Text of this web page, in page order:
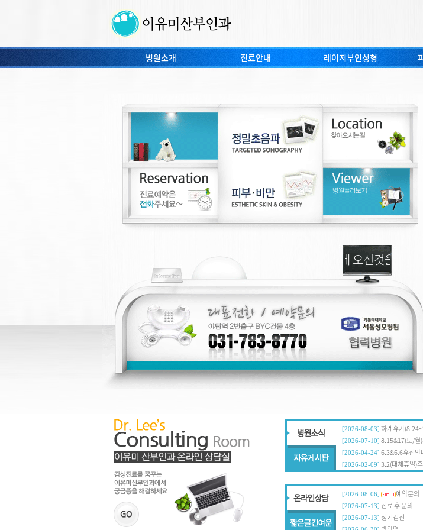
병원소개 진료안내 레이저부인성형
이유미산부인과 홈페이지에 오신것을 환영합
[2026-08-03] 하계휴가
[2026-07-10] 8.15&17(토/월
[2026-04-24] 6.3&6.6휴진안
[2026-02-09] 3.2(대체휴일)
[2019-04-15] 인생을 아름답게
[2019-04-01] 아름다운 자 행
[2019-03-18] 우리들의 아름다
[2019-03-04] 꽃보다 더 예쁜
[2026-08-06] 예약문의
[2026-07-13] 진료 후 문의
[2026-07-13] 정기검진
[2019-04-08] 작은감사 큰행복
[2019-03-25] '긍정'의 지렛대
[2019-03-11] 깨어 있는 마음